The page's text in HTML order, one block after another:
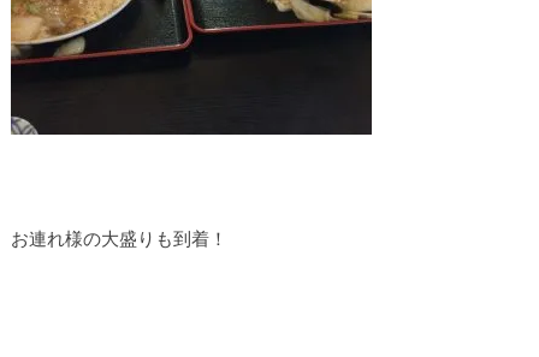
お連れ様の大盛りも到着！